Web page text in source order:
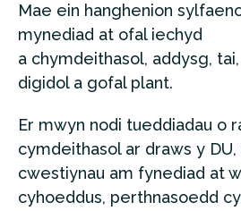
Mae ein hanghenion
mynediad at ofal iechyd
a chymdeithasol, addysg,
digidol a gofal plant.
Er mwyn nodi tueddiadau o
cymdeithasol ar draws y
cwestiynau am fynediad at
cyhoeddus, perthnasoedd